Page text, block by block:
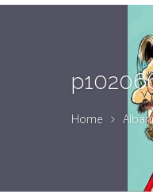
Home